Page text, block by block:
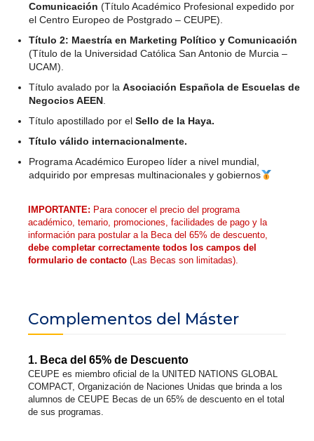
Comunicación (Título Académico Profesional expedido por
el Centro Europeo de Postgrado – CEUPE).
Título 2: Maestría en Marketing Político y Comunicación
(Título de la Universidad Católica San Antonio de Murcia –
UCAM).
Título avalado por la Asociación Española de Escuelas de
Negocios AEEN
Título apostillado por el Sello de la Haya.
Título válido internacionalmente.
Programa Académico Europeo líder a nivel mundial,
adquirido por empresas multinacionales y gobiernos
IMPORTANTE: Para conocer el precio del programa
académico, temario, promociones, facilidades de pago y la
información para postular a la Beca del 65% de descuento,
debe completar correctamente todos los campos del
formulario de contacto (Las Becas son limitadas).
Complementos del Máster
1. Beca del 65% de Descuento
CEUPE es miembro oficial de la UNITED NATIONS GLOBAL
COMPACT, Organización de Naciones Unidas que brinda a los
alumnos de CEUPE Becas de un 65% de descuento en el total
de sus programas.